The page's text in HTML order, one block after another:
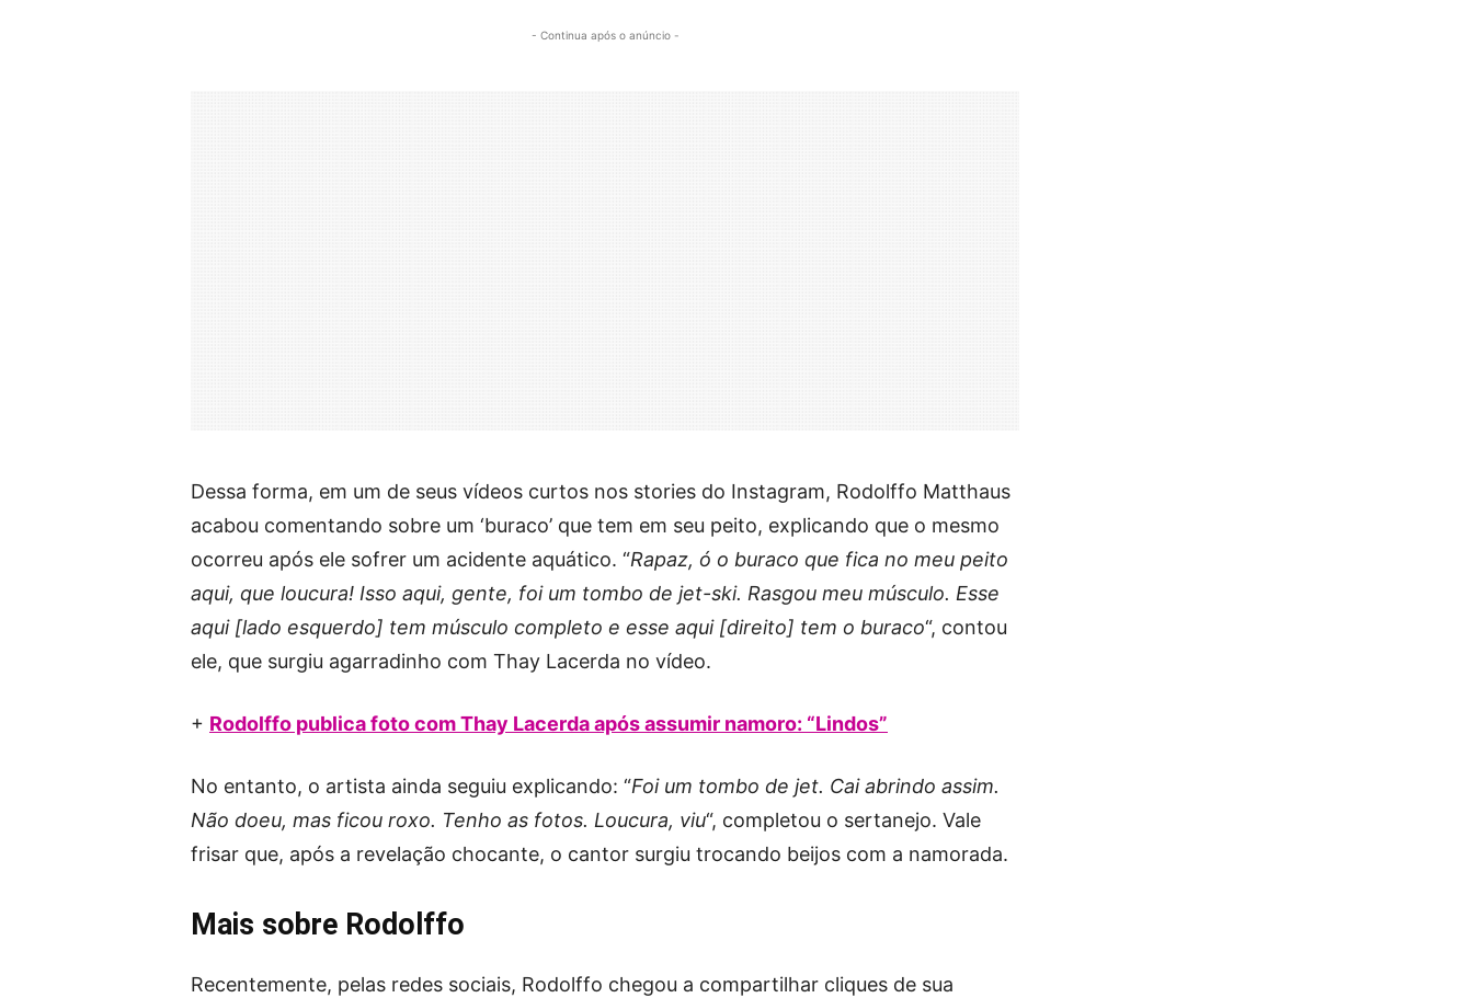
- Continua após o anúncio -
Dessa forma, em um de seus vídeos curtos nos stories do Instagram, Rodolffo Matthaus
acabou comentando sobre um ‘buraco’ que tem em seu peito, explicando que o mesmo
ocorreu após ele sofrer um acidente aquático. “Rapaz, ó o buraco que fica no meu peito
aqui, que loucura! Isso aqui, gente, foi um tombo de jet-ski. Rasgou meu músculo. Esse
aqui [lado esquerdo] tem músculo completo e esse aqui [direito] tem o buraco“, contou
ele, que surgiu agarradinho com Thay Lacerda no vídeo.
+ Rodolffo publica foto com Thay Lacerda após assumir namoro: “Lindos”
No entanto, o artista ainda seguiu explicando: “Foi um tombo de jet. Cai abrindo assim.
Não doeu, mas ficou roxo. Tenho as fotos. Loucura, viu“, completou o sertanejo. Vale
frisar que, após a revelação chocante, o cantor surgiu trocando beijos com a namorada.
Mais sobre Rodolffo
Recentemente, pelas redes sociais, Rodolffo chegou a compartilhar cliques de sua